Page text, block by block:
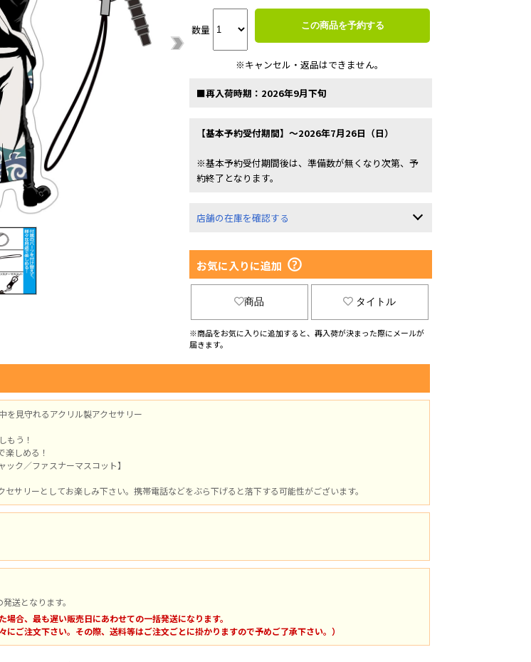
数量 この商品を予約する
※キャンセル・返品はできません。
■再入荷時期：2026年9月下旬
【基本予約受付期間】～2026年7月26日（日）
※基本予約受付期間後は、準備数が無くなり次第、予
約終了となります。
店舗の在庫を確認する
お気に入りに追加
商品 タイトル
※商品をお気に入りに追加すると、再入荷が決まった際にメールが
届きます。
を見守れるアクリル製アクセサリー
もう！
楽しめる！
ック／ファスナーマスコット】
サリーとしてお楽しみ下さい。携帯電話などをぶら下げると落下する可能性がございます。
送となります。
合、最も遅い販売日にあわせての一括発送になります。
にご注文下さい。その際、送料等はご注文ごとに掛かりますので予めご了承下さい。）